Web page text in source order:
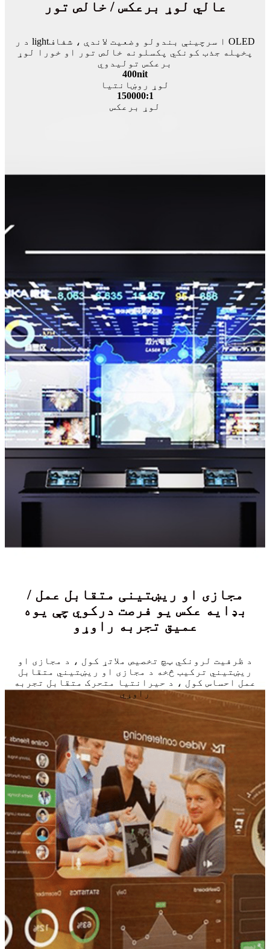
عالي لوړ برعکس / خالص تور
د ر lightا سرچینې بندولو وضعیت لاندې ، شفاف OLED
پخپله جذب کونکي پکسلونه خالص تور او خورا لوړ
برعکس تولیدوي
400nit
لوړ روښانتیا
150000:1
لوړ برعکس
مجازی او ریښتینی متقابل عمل /
بډایه عکس یو فرصت درکوي چې یوه
عمیق تجربه راوړو
د ظرفیت لرونکي ټچ تخصیص ملاتړ کول ، د مجازی او
ریښتیني ترکیب څخه د مجازی او ریښتیني متقابل
عمل احساس کول ، د حیرانتیا متحرک متقابل تجربه
راوړي